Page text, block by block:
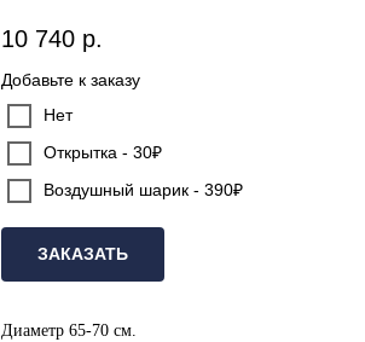
10 740 р.
Добавьте к заказу
Нет
Открытка - 30₽
Воздушный шарик - 390₽
ЗАКАЗАТЬ
Диаметр 65-70 см.